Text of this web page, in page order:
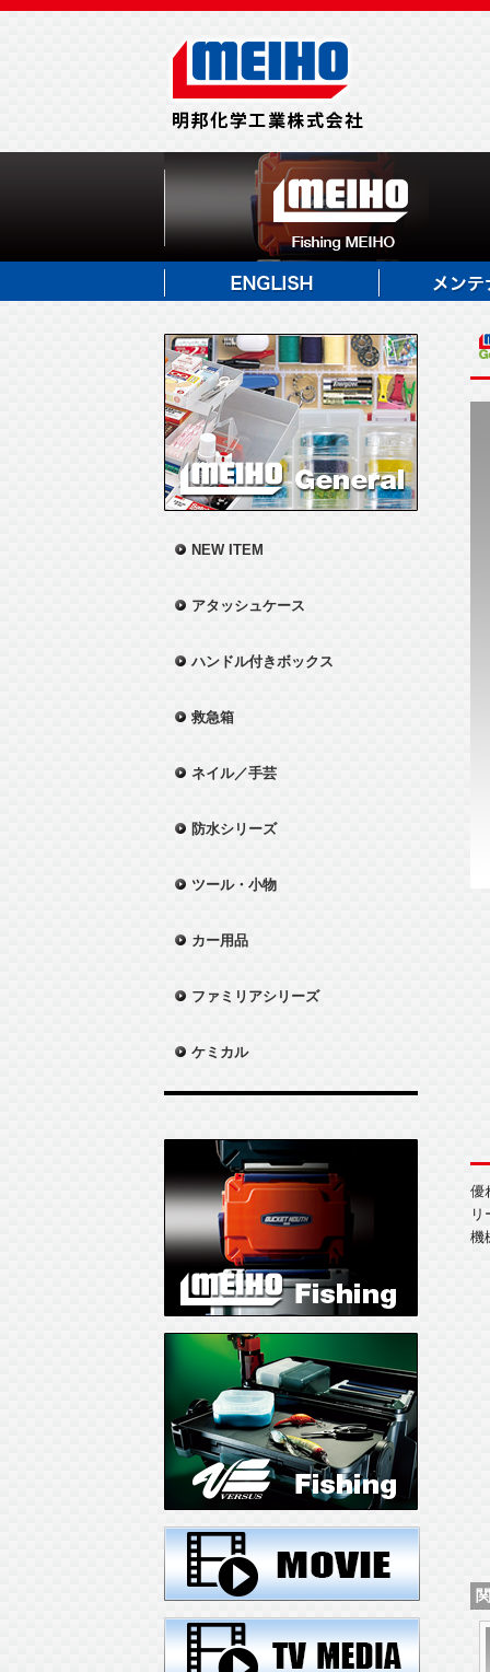
NEW ITEM
アタッシュケース
ハンドル付きボックス
救急箱
ネイル／手芸
防水シリーズ
ツール・小物
カー用品
ファミリアシリーズ
ケミカル
優
機